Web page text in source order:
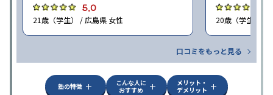
5.0
21歳（学生） / 広島県 女性 20歳（学生） /
口コミをもっと見る
塾の特徴
こんな人に
おすすめ
メリット・
デメリット